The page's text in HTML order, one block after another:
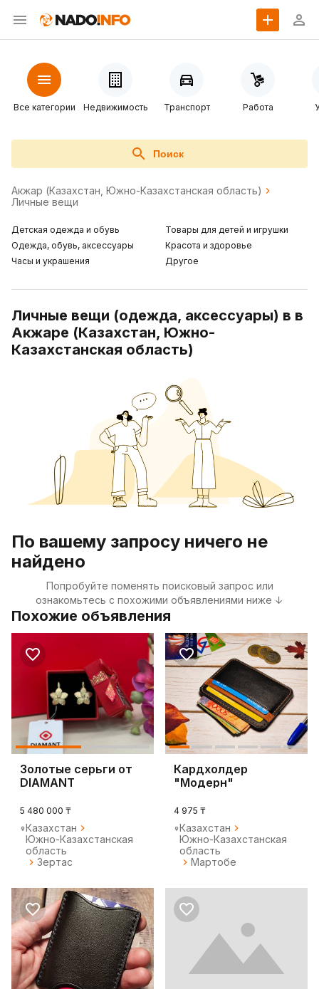
Все категории Недвижимость Транспорт Работа
Поиск
Акжар (Казахстан, Южно-Казахстанская область)
Личные вещи
Детская одежда и обувь
Одежда, обувь, аксессуары
Часы и украшения
Товары для детей и игрушки
Красота и здоровье
Другое
Личные вещи (одежда, аксессуары) в в
Акжаре (Казахстан, Южно-
Казахстанская область)
По вашему запросу ничего не
найдено
Попробуйте поменять поисковый запрос или
ознакомьтесь с похожими объявлениями ниже ↓
Похожие объявления
Золотые серьги от
DIAMANT
5 480 000 ₸
Казахстан
Южно-Казахстанская
область
Зертас
Кардхолдер
"Модерн"
4 975 ₸
Казахстан
Южно-Казахстанская
область
Мартобе